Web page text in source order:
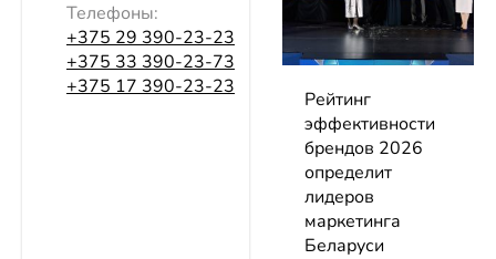
Телефоны:
+375 29 390-23-23
+375 33 390-23-73
+375 17 390-23-23
Рейтинг
эффективности
брендов 2026
определит
лидеров
маркетинга
Беларуси